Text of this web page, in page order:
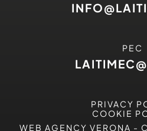
PEC
PRIVACY
COOKIE
WEB AGENCY VERONA -